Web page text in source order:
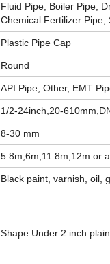
Fluid Pipe, Boiler Pipe,
Chemical Fertilizer Pipe,
Plastic Pipe Cap
Round
API Pipe, Other, EMT
1/2-24inch,20-
8-30 mm
5.8m,6m,11.8m,12m or
Black paint, varnish, oil,
Shape:Under 2 inch